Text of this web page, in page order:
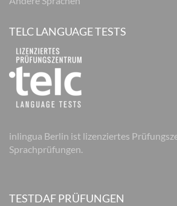
TELC LANGUAGE TESTS
inlingua Berlin ist lizenziertes
Sprachprüfungen.
TESTDAF PRÜFUNGEN